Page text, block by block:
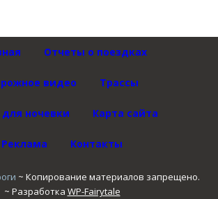
Отчеты о поездках
видео Трассы
ночевки Карта сайта
Реклама Контакты
~ Копирование материалов запрещено.
~ Разработка WP-Fairytale